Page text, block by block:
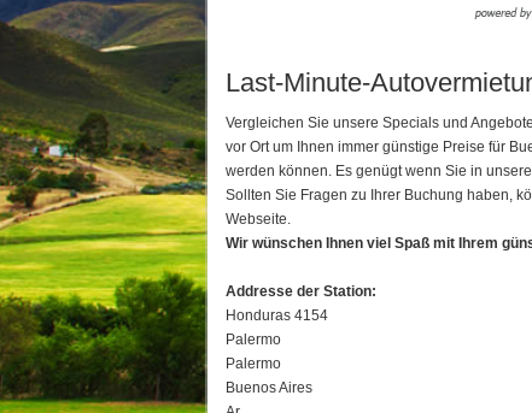
Last-Minute-
Vergleichen Sie unsere Specials und
vor Ort um Ihnen immer günstige Preise für
werden können. Es genügt wenn Sie in
Sollten Sie Fragen zu Ihrer Buchung haben,
Webseite.
Wir wünschen Ihnen viel Spaß mit Ihrem
Addresse der Station:
Honduras 4154
Palermo
Palermo
Buenos Aires